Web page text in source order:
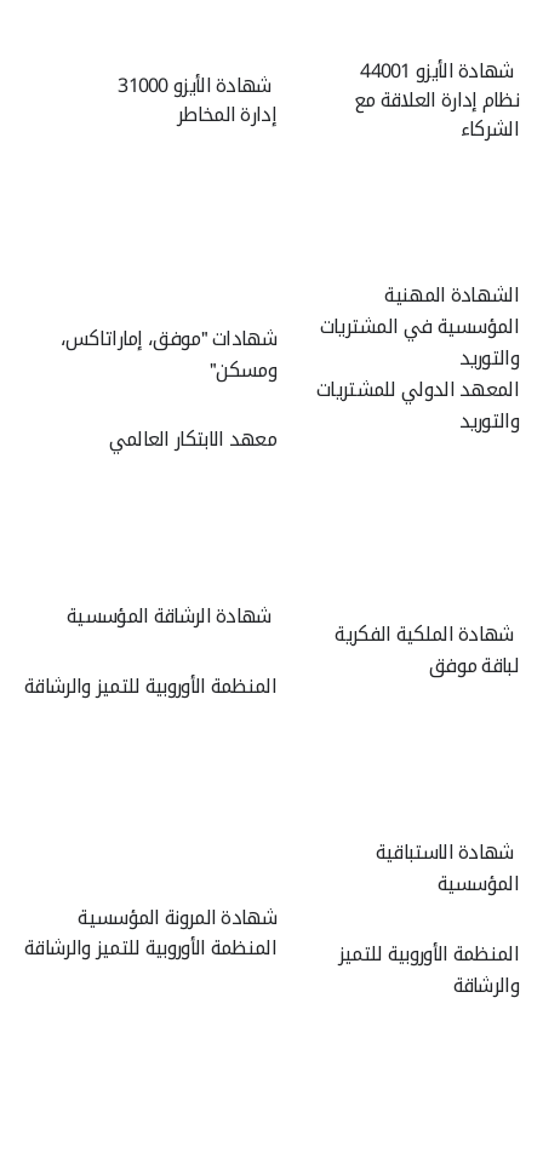
شهادة الأيزو 44001
نظام إدارة العلاقة مع
الشركاء
شهادة الأيزو 31000
إدارة المخاطر
الشهادة المهنية
المؤسسية في المشتريات
والتوريد
المعهد الدولي للمشتريات
والتوريد
شهادات "موفق، إماراتاكس،
ومسكن"
معهد الابتكار العالمي
شهادة الملكية الفكرية
لباقة موفق
شهادة الرشاقة المؤسسية
المنظمة الأوروبية للتميز والرشاقة
شهادة الاستباقية
المؤسسية
المنظمة الأوروبية للتميز
والرشاقة
شهادة المرونة المؤسسية
المنظمة الأوروبية للتميز والرشاقة